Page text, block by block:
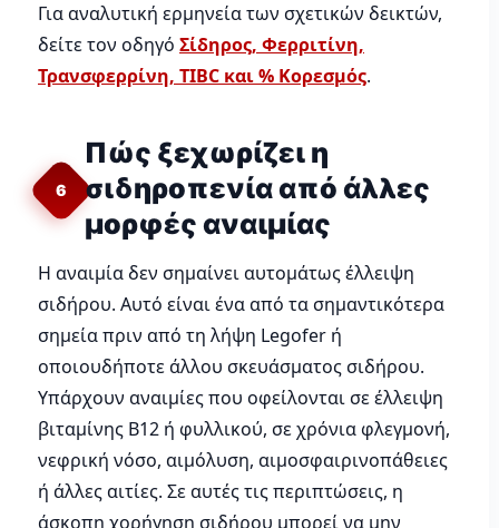
Για αναλυτική ερμηνεία των σχετικών δεικτών,
δείτε τον οδηγό Σίδηρος, Φερριτίνη,
Τρανσφερρίνη, TIBC και % Κορεσμός.
6
Πώς ξεχωρίζει η
σιδηροπενία από άλλες
μορφές αναιμίας
Η αναιμία δεν σημαίνει αυτομάτως έλλειψη
σιδήρου. Αυτό είναι ένα από τα σημαντικότερα
σημεία πριν από τη λήψη Legofer ή
οποιουδήποτε άλλου σκευάσματος σιδήρου.
Υπάρχουν αναιμίες που οφείλονται σε έλλειψη
βιταμίνης Β12 ή φυλλικού, σε χρόνια φλεγμονή,
νεφρική νόσο, αιμόλυση, αιμοσφαιρινοπάθειες
ή άλλες αιτίες. Σε αυτές τις περιπτώσεις, η
άσκοπη χορήγηση σιδήρου μπορεί να μην